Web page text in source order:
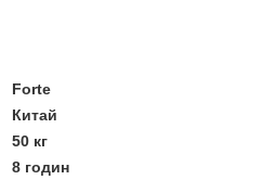
Forte
Китай
50 кг
8 годин